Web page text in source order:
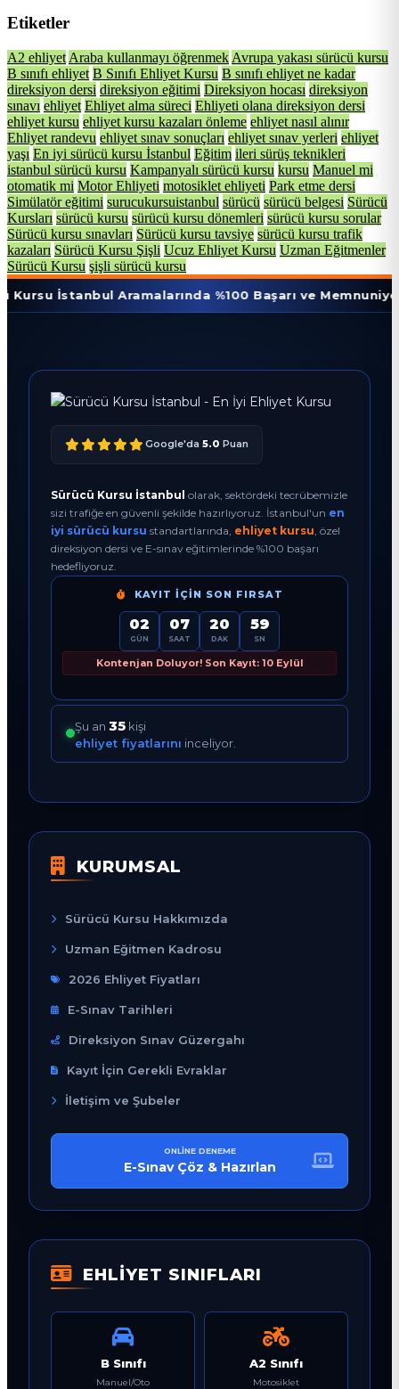
Etiketler
A2 ehliyet Araba kullanmayı öğrenmek Avrupa yakası sürücü kursu
B sınıfı ehliyet B Sınıfı Ehliyet Kursu B sınıfı ehliyet ne kadar
direksiyon dersi direksiyon eğitimi Direksiyon hocası direksiyon
sınavı ehliyet Ehliyet alma süreci Ehliyeti olana direksiyon dersi
ehliyet kursu ehliyet kursu kazaları önleme ehliyet nasıl alınır
Ehliyet randevu ehliyet sınav sonuçları ehliyet sınav yerleri ehliyet
yaşı En iyi sürücü kursu İstanbul Eğitim ileri sürüş teknikleri
istanbul sürücü kursu Kampanyalı sürücü kursu kursu Manuel mi
otomatik mi Motor Ehliyeti motosiklet ehliyeti Park etme dersi
Simülatör eğitimi surucukursuistanbul sürücü sürücü belgesi Sürücü
Kursları sürücü kursu sürücü kursu dönemleri sürücü kursu sorular
Sürücü kursu sınavları Sürücü kursu tavsiye sürücü kursu trafik
kazaları Sürücü Kursu Şişli Ucuz Ehliyet Kursu Uzman Eğitmenler
Sürücü Kursu şişli sürücü kursu
Aramalarında %100 Başarı ve Memnuniyet Oranı
Google'da 5.0 Puan
Sürücü Kursu İstanbul olarak, sektördeki tecrübemizle
sizi trafiğe en güvenli şekilde hazırlıyoruz. İstanbul'un en
iyi sürücü kursu standartlarında, ehliyet kursu , özel
direksiyon dersi ve E-sınav eğitimlerinde %100 başarı
hedefliyoruz.
KAYIT İÇIN SON FIRSAT
02
GÜN
07
SAAT
20
DAK
58
SN
Kontenjan Doluyor! Son Kayıt: 10 Eylül
Şu an 35 kişi
ehliyet fiyatlarını inceliyor.
KURUMSAL
Sürücü Kursu Hakkımızda
Uzman Eğitmen Kadrosu
2026 Ehliyet Fiyatları
E-Sınav Tarihleri
Direksiyon Sınav Güzergahı
Kayıt İçin Gerekli Evraklar
İletişim ve Şubeler
ONLINE DENEME
E-Sınav Çöz & Hazırlan
EHLİYET SINIFLARI
B Sınıfı
Manuel/Oto
A2 Sınıfı
Motosiklet